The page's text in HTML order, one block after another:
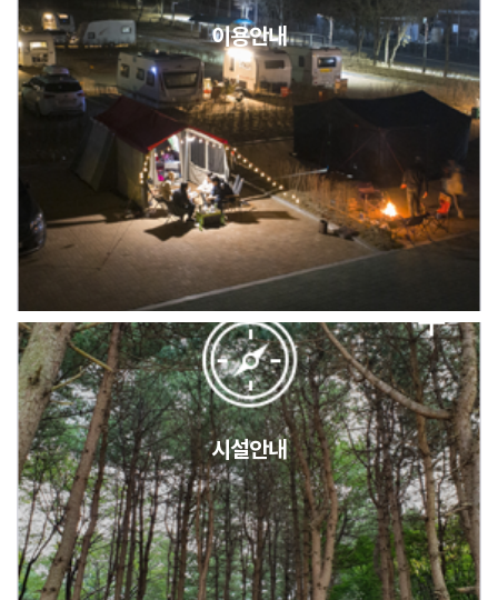
2026년 5월 캠핑장 안점 점검의 날 변경 안내
캠핑장(9월1일~6일) 미운영 공지
[6/1]전산시스템 점검 및 안정화에 따른 서비스 이용 제한 안내
이용안내
시설안내